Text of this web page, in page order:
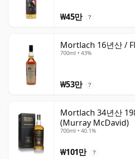
₩45만 ?
Mortlach 16년산 /
700ml • 43%
₩53만 ?
Mortlach 34년산
(Murray McDavid)
700ml • 40.1%
₩101만 ?